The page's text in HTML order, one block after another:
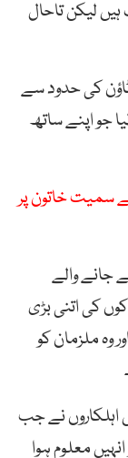
لیکن تاحال
کی حدود سے
جو اپنے ساتھ
سمیت خاتون پر
جانے والے
کی اتنی بڑی
وہ ملزمان کو
اہلکاروں نے جب
معلوم ہوا